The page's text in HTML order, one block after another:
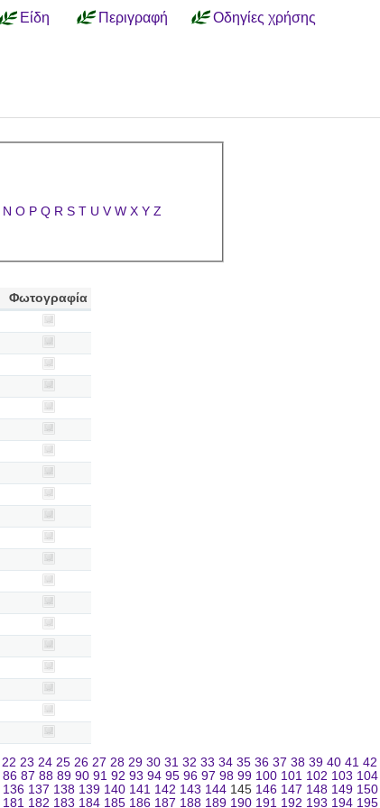
Είδη Περιγραφή Οδηγίες χρήσης
N O P Q R S T U V W X Y Z
Φωτογραφία
22 23 24 25 26 27 28 29 30 31 32 33 34 35 36 37 38 39 40 41 42
86 87 88 89 90 91 92 93 94 95 96 97 98 99 100 101 102 103 104
136 137 138 139 140 141 142 143 144 145 146 147 148 149 150
181 182 183 184 185 186 187 188 189 190 191 192 193 194 195